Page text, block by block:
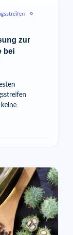
zur
bei